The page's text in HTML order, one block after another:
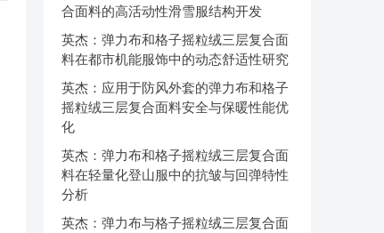
合面料的高活动性滑雪服结构开发
英杰：弹力布和格子摇粒绒三层复合面
料在都市机能服饰中的动态舒适性研究
英杰：应用于防风外套的弹力布和格子
摇粒绒三层复合面料安全与保暖性能优
化
英杰：弹力布和格子摇粒绒三层复合面
料在轻量化登山服中的抗皱与回弹特性
分析
英杰：弹力布与格子摇粒绒三层复合面